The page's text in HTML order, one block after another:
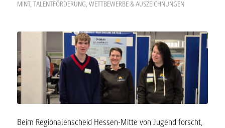
MINT, TALENTFÖRDERUNG, WETTBEWERBE & AUSZEICHNUNGEN
Beim Regionalenscheid Hessen-Mitte von Jugend forscht,